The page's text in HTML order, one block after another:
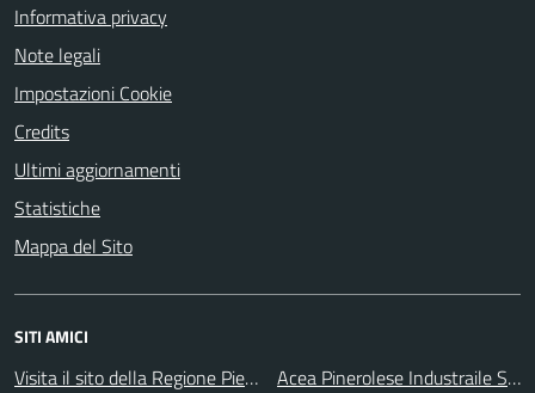
Informativa privacy
Note legali
Impostazioni Cookie
Credits
Ultimi aggiornamenti
Statistiche
Mappa del Sito
SITI AMICI
Visita il sito della Regione PiemonteAcea Pinerolese Industraile SpA